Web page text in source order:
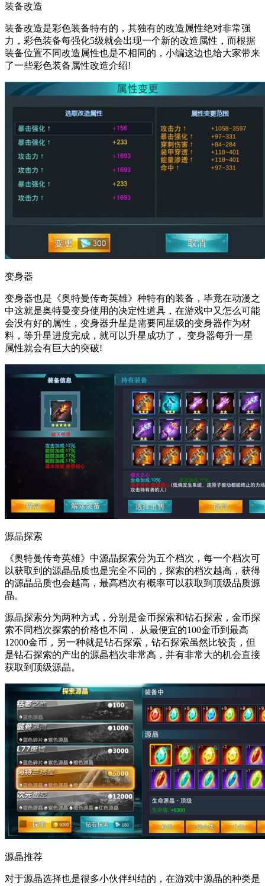
装备改造
装备改造是彩色装备特有的，其独有的改造属性绝对非常强
力，彩色装备每强化5级就会出现一个新的改造属性，而根据
装备位置不同改造属性也是不相同的，小编这边也给大家带来
了一些彩色装备属性改造介绍!
变身器
变身器也是《奥特曼传奇英雄》种特有的装备，毕竟在动漫之
中这就是奥特曼变身使用的决定性道具，在游戏中又怎么可能
会没有好的属性，变身器升星是需要同星级的变身器作为材
料，等升星进度完成，就可以升星成功了， 变身器每升一星
属性就会有巨大的突破!
源晶探索
《奥特曼传奇英雄》中源晶探索分为五个档次，每一个档次可
以获取到的源晶品质也是完全不同的，探索的档次越高，获得
的源晶品质也会越高，最高档次有概率可以获取到顶级品质源
晶。
源晶探索分为两种方式，分别是金币探索和钻石探索，金币探
索不同档次探索的价格也不同， 从最便宜的100金币到最高
12000金币，另一种就是钻石探索，钻石探索虽然比较贵，但
是钻石探索的产出的源晶档次非常高，并有非常大的机会直接
获取到顶级源晶。
源晶推荐
对于源晶选择也是很多小伙伴纠结的，在游戏中源晶的种类是